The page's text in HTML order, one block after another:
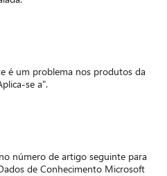
é um problema nos produtos da
se a".
número de artigo seguinte para
de Conhecimento Microsoft